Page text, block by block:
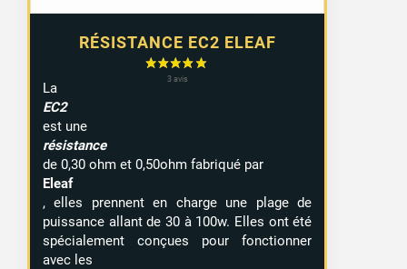
RÉSISTANCE EC2 ELEAF
La
EC2
est une
résistance
de 0,30 ohm et 0,50ohm fabriqué par
Eleaf
, elles prennent en charge une plage de
puissance allant de 30 à 100w. Elles ont été
spécialement conçues pour fonctionner
avec les